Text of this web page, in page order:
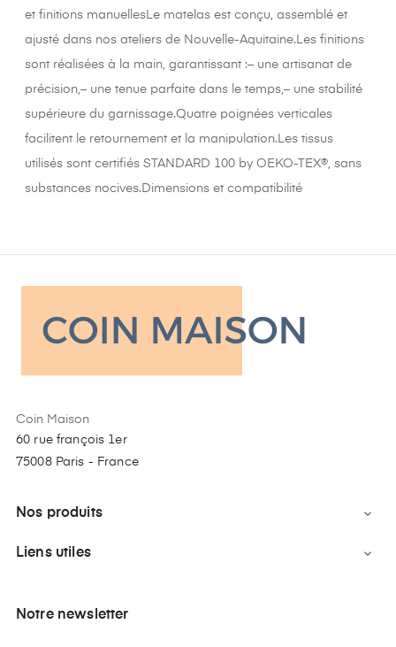
et finitions manuellesLe matelas est conçu, assemblé et
ajusté dans nos ateliers de Nouvelle-Aquitaine.Les finitions
sont réalisées à la main, garantissant :– une artisanat de
précision,– une tenue parfaite dans le temps,– une stabilité
supérieure du garnissage.Quatre poignées verticales
facilitent le retournement et la manipulation.Les tissus
utilisés sont certifiés STANDARD 100 by OEKO-TEX®, sans
substances nocives.Dimensions et compatibilité
Coin Maison
60 rue françois 1er
75008 Paris - France
Nos produits 
Liens utiles 
Notre newsletter